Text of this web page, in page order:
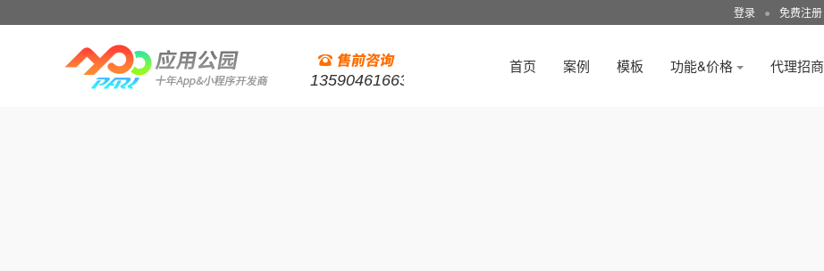
登录 ● 免费注册
13590461663
首页 案例 模板 功能&价格 代理招商